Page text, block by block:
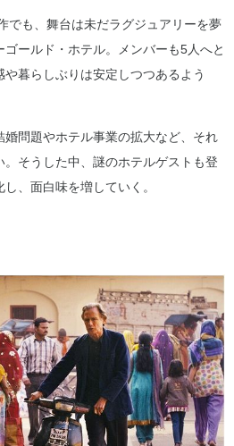
でも、舞台は未だラグジュアリーを夢
ールド・ホテル。メンバーも5人へと
暮らしぶりは安定しつつあるよう
婚問題やホテル事業の拡大など、それ
そうした中、謎のホテルゲストも登
、面白味を増していく。